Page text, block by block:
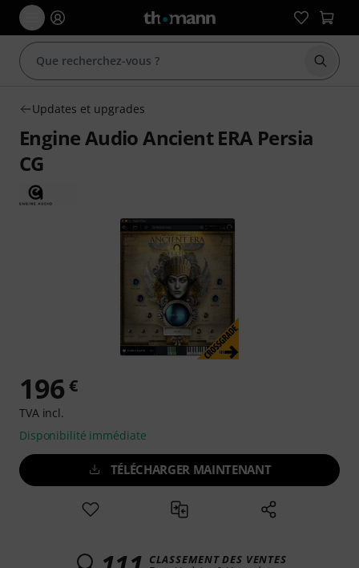
Updates et upgrades
Engine Audio Ancient ERA Persia
CG
196 €
TVA incl.
Disponibilité immédiate
TÉLÉCHARGER MAINTENANT
CLASSEMENT DES VENTES